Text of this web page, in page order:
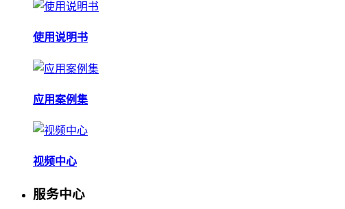
使用说明书
应用案例集
视频中心
服务中心